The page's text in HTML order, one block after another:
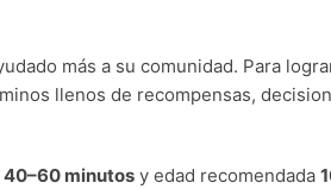
más a su comunidad. Para
llenos de recompensas,
40–60 minutos y edad recomendada